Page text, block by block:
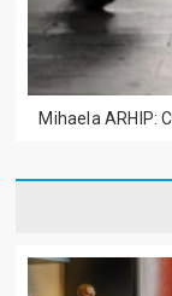
Mihaela ARHIP: